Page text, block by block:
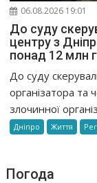
06.08.2026 19:01
До суду
центру з
понад 12 млн
До суду
організатора та
злочинної
Дніпро Життя
Погода